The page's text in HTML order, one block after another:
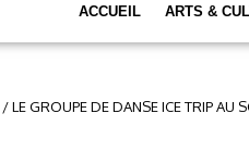
ACCUEIL ARTS &
/LE GROUPE DE DANSE ICE TRIP AU